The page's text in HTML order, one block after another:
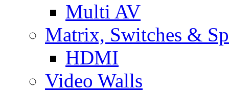
Multi AV
Matrix, Switches &
HDMI
Video Walls